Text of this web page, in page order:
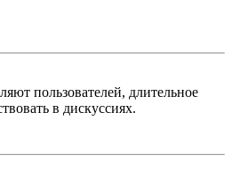
пользователей, длительное
в дискуссиях.